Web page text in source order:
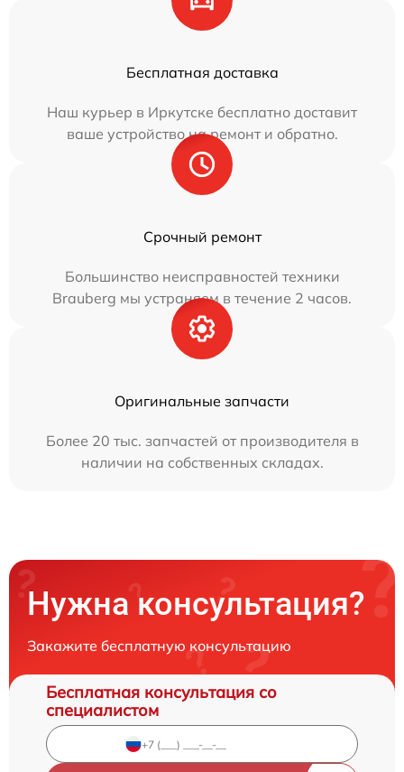
Бесплатная доставка
Наш курьер в Иркутске бесплатно доставит
ваше устройство на ремонт и обратно.
Срочный ремонт
Большинство неисправностей техники
Brauberg мы устраняем в течение 2 часов.
Оригинальные запчасти
Более 20 тыс. запчастей от производителя в
наличии на собственных складах.
Нужна консультация?
Закажите бесплатную консультацию
Бесплатная консультация со
специалистом